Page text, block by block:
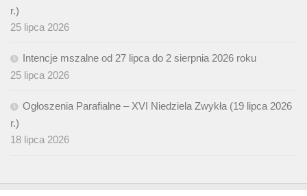
r.)
25 lipca 2026
Intencje mszalne od 27 lipca do 2 sierpnia 2026 roku
25 lipca 2026
Ogłoszenia Parafialne – XVI Niedziela Zwykła (19 lipca 2026
r.)
18 lipca 2026